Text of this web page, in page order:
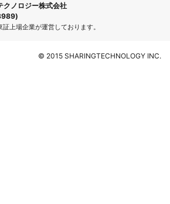
クノロジー株式会社
証上場企業が運営しております。
© 2015 SHARINGTECHNOLOGY INC.